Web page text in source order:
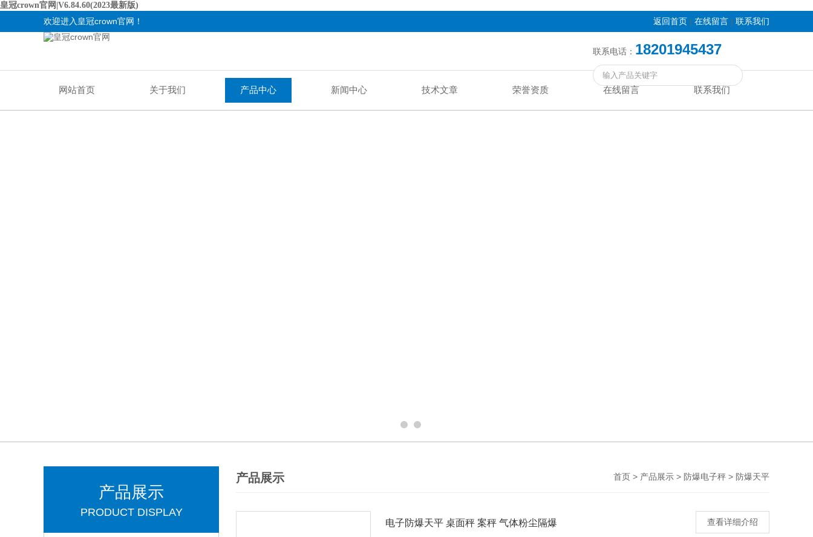
皇冠crown官网|V6.84.60(2023最新版)
欢迎进入皇冠crown官网！ 返回首页 | 在线留言 | 联系我们
联系电话： 18201945437
网站首页 关于我们 产品中心 新闻中心 技术文章 荣誉资质 在线留言 联系我们
产品展示
PRODUCT DISPLAY
产品展示 首页 > 产品展示 > 防爆电子秤 > 防爆天平
电子防爆天平 桌面秤 案秤 气体粉尘隔爆 查看详细介绍